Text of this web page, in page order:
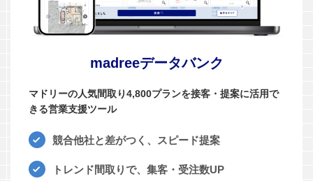
madreeデータバンク
マドリーの人気間取り4,800プランを接客・提案に活用で
きる営業支援ツール
競合他社と差がつく、スピード提案
トレンド間取りで、集客・受注数UP